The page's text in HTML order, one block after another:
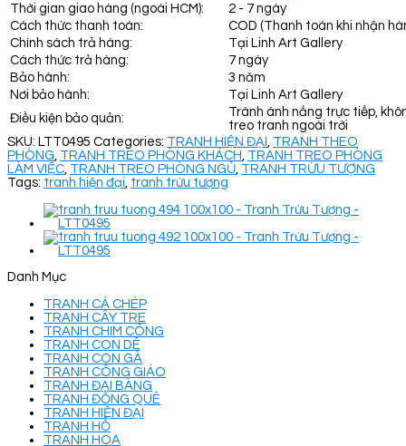
Thời gian giao hàng (ngoài HCM):
2 - 7 ngày
Cách thức thanh toán:
COD (Thanh toán khi nhận
Chính sách trả hàng:
Tại Linh Art Gallery
Cách thức trả hàng:
7 ngày
Bảo hành:
3 năm
Nơi bảo hành:
Tại Linh Art Gallery
Điều kiện bảo quản:
Tránh ánh nắng trực tiếp,
treo tranh ngoài trời
SKU: LTT0495 Categories: TRANH HIỆN ĐẠI , TRANH THEO
PHÒNG, TRANH TREO PHÒNG KHÁCH, TRANH TREO PHÒNG
LÀM VIỆC, TRANH TREO PHÒNG NGỦ, TRANH TRỪU TƯỢNG
Tags: tranh hiện đại, tranh trừu tượng
Danh Mục
TRANH CÁ CHÉP
TRANH CÂY TRE
TRANH CHIM CÔNG
TRANH CON DÊ
TRANH CON GÀ
TRANH CÔNG GIÁO
TRANH ĐẠI BÀNG
TRANH ĐỒNG QUÊ
TRANH HIỆN ĐẠI
TRANH HỔ
TRANH HOA